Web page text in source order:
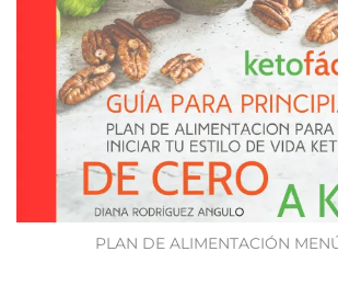
PLAN DE ALIMENTACIÓN